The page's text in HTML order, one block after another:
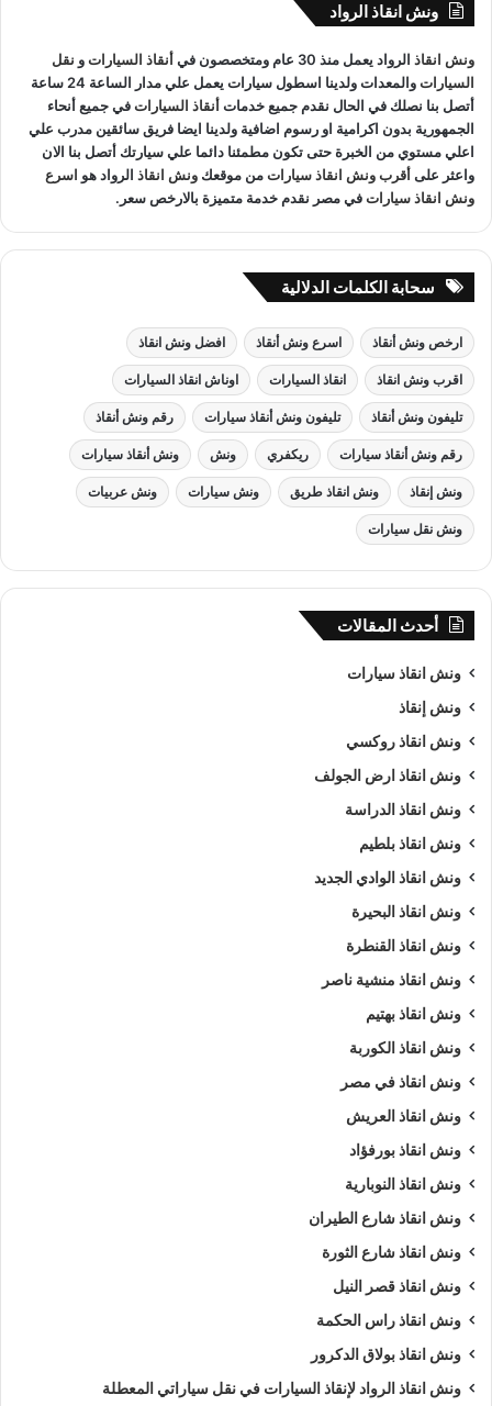
فريق سائقين و وناشين قادرين على التعامل مع كافة مواقف سيارتك
سحب سياراتأورفع سيارات أوإنقاذ سياراتاذا كان عطل او
حادث
ونش انقاذ سيارات الرواد نحن أسرع ونش انقاذمما يجعل
خدمةانقاذ السيارات سهل على عملائنا.
ونش انقاذ سيارات
من اهم اسباب نجاح شركة الرواد لـرفع و
الكبيرة في استغلال الوقت وتقديم خدمة
عالية باقل سعر وأن نصبح من
ونش انقاذ سيارات
المحافظات كما ننافس الشركات الاخري في مصر كما نسعى دائما
الي تحقيق اهدافنا و تحقيق كل متطلبات العميل في خدمة
السيارات.
ويمكنك ايضا طلب
اذا كنت تمتلك سيارة وتعطلت بك في الغربية وتبحث عن
انقاذ
, لا داعي للقلق والبحث الكثير ,
الغربية لأنقاذك متوفر لدينا
انقاذ سيارات,ونش انقاذ دراجة نارية
انقاذ سيارات نقل,
ونش نقل قوارب).
طلبونش انقاذ سيارات
طلبونش انقاذ سيارات
طلبونش انقاذ سيارات
طلبونش انقاذ سياراتلنقلك لاقرب مركز صيانة.
:
ونش انقاذ الرواد
ونش انقاذ الرواد يعمل منذ 30 عام ومتخصصون في أنقاذ السياراتو نقل
السيارات
والمعدات ولدينا اسطول سيارات يعمل علي مدار الساعة 24 ساعة
أتصل بنا نصلك في الحال نقدم جميع خدماتأنقاذ السياراتفي جميع أنحاء
الجمهورية بدون اكرامية او رسوم اضافية ولدينا ايضا فريق سائقين مدرب علي
اعلي مستوي من الخبرة حتى تكون مطمئنا دائما علي سيارتك أتصل بنا الان
واعثر علىأقرب ونش انقاذ سياراتمن موقعك ونش انقاذ الرواد هو اسرع
ونش انقاذ سياراتفي مصر نقدم خدمة متميزة بالارخص سعر.
سحابة الكلمات الدلالية
ارخص ونش أنقاذ اسرع ونش أنقاذ افضل ونش انقاذ
اقرب ونش انقاذ انقاذ السيارات اوناش انقاذ السيارات
تليفون ونش أنقاذ تليفون ونش أنقاذ سيارات رقم ونش أنقاذ
رقم ونش أنقاذ سيارات ريكفري ونش ونش أنقاذ سيارات
ونش إنقاذ ونش انقاذ طريق ونش سيارات ونش عربيات
ونش نقل سيارات
أحدث المقالات
ونش انقاذ سيارات
ونش إنقاذ
ونش انقاذ روكسي
ونش انقاذ ارض الجولف
ونش انقاذ الدراسة
ونش انقاذ بلطيم
ونش انقاذ الوادي الجديد
ونش انقاذ البحيرة
ونش انقاذ القنطرة
ونش انقاذ منشية ناصر
ونش انقاذ بهتيم
ونش انقاذ الكوربة
ونش انقاذ في مصر
ونش انقاذ العريش
ونش انقاذ بورفؤاد
ونش انقاذ النوبارية
ونش انقاذ شارع الطيران
ونش انقاذ شارع الثورة
ونش انقاذ قصر النيل
ونش انقاذ راس الحكمة
ونش انقاذ بولاق الدكرور
ونش انقاذ الرواد لإنقاذ السيارات في نقل سياراتي المعطلة